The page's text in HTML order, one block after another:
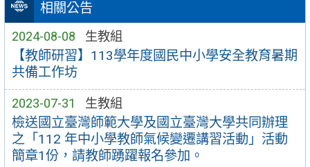
相關公告
2024-08-08 生教組
【教師研習】113學年度國民中小學安全教育暑期
共備工作坊
2023-07-31 生教組
檢送國立臺灣師範大學及國立臺灣大學共同辦理
之「112 年中小學教師氣候變遷講習活動」活動
簡章1份，請教師踴躍報名參加。